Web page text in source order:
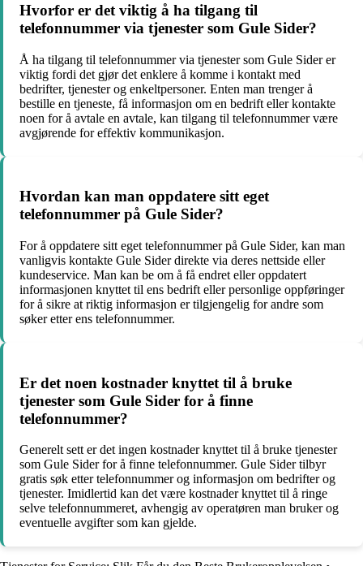
Hvorfor er det viktig å ha tilgang til
telefonnummer via tjenester som Gule Sider?
Å ha tilgang til telefonnummer via tjenester som Gule Sider er
viktig fordi det gjør det enklere å komme i kontakt med
bedrifter, tjenester og enkeltpersoner. Enten man trenger å
bestille en tjeneste, få informasjon om en bedrift eller kontakte
noen for å avtale en avtale, kan tilgang til telefonnummer være
avgjørende for effektiv kommunikasjon.
Hvordan kan man oppdatere sitt eget
telefonnummer på Gule Sider?
For å oppdatere sitt eget telefonnummer på Gule Sider, kan man
vanligvis kontakte Gule Sider direkte via deres nettside eller
kundeservice. Man kan be om å få endret eller oppdatert
informasjonen knyttet til ens bedrift eller personlige oppføringer
for å sikre at riktig informasjon er tilgjengelig for andre som
søker etter ens telefonnummer.
Er det noen kostnader knyttet til å bruke
tjenester som Gule Sider for å finne
telefonnummer?
Generelt sett er det ingen kostnader knyttet til å bruke tjenester
som Gule Sider for å finne telefonnummer. Gule Sider tilbyr
gratis søk etter telefonnummer og informasjon om bedrifter og
tjenester. Imidlertid kan det være kostnader knyttet til å ringe
selve telefonnummeret, avhengig av operatøren man bruker og
eventuelle avgifter som kan gjelde.